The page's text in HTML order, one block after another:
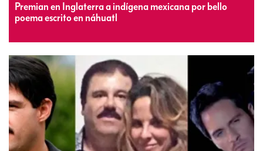
Premian en Inglaterra a indígena mexicana por bello
poema escrito en náhuatl